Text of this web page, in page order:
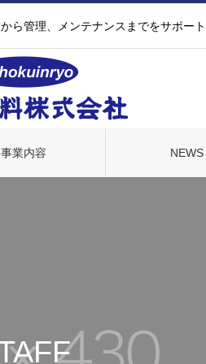
ら管理、メンテナンスまでをサポート
事業内容 NEWS